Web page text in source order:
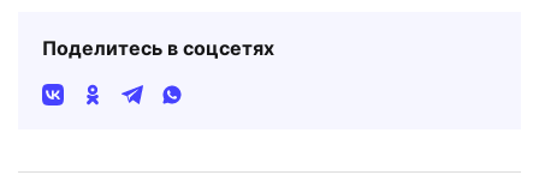
Поделитесь в соцсетях